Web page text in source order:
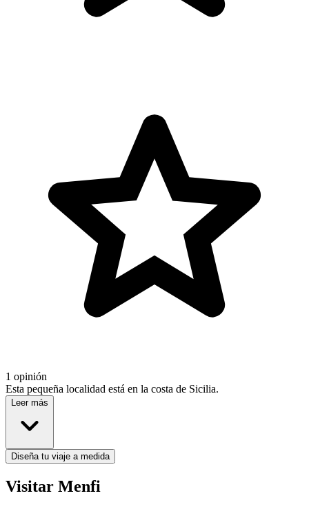
1 opinión
Esta pequeña localidad está en la costa de Sicilia.
Leer más
Diseña tu viaje a medida
Visitar Menfi